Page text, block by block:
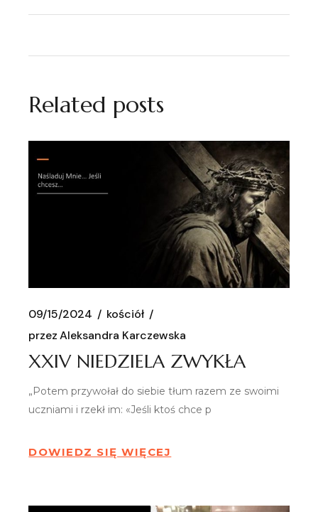
Related posts
09/15/2024
kościół
przez Aleksandra Karczewska
XXIV NIEDZIELA ZWYKŁA
„Potem przywołał do siebie tłum razem ze swoimi
uczniami i rzekł im: «Jeśli ktoś chce p
DOWIEDZ SIĘ WIĘCEJ